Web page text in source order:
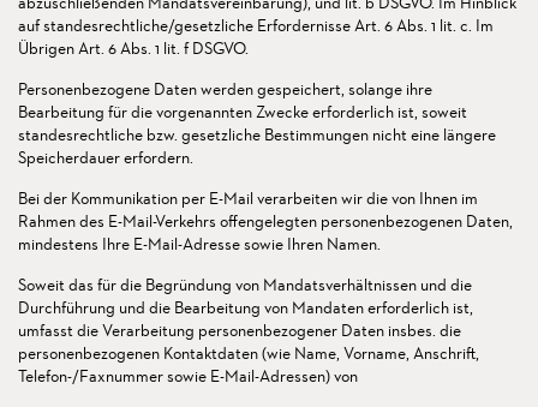
auf standesrechtliche/gesetzliche Erfordernisse Art. 6 Abs. 1 lit. c. Im
Übrigen Art. 6 Abs. 1 lit. f DSGVO.
Personenbezogene Daten werden gespeichert, solange ihre
Bearbeitung für die vorgenannten Zwecke erforderlich ist, soweit
standesrechtliche bzw. gesetzliche Bestimmungen nicht eine längere
Speicherdauer erfordern.
Bei der Kommunikation per E-Mail verarbeiten wir die von Ihnen im
Rahmen des E-Mail-Verkehrs offengelegten personenbezogenen Daten,
mindestens Ihre E-Mail-Adresse sowie Ihren Namen.
Soweit das für die Begründung von Mandatsverhältnissen und die
Durchführung und die Bearbeitung von Mandaten erforderlich ist,
umfasst die Verarbeitung personenbezogener Daten insbes. die
personenbezogenen Kontaktdaten (wie Name, Vorname, Anschrift,
Telefon-/Faxnummer sowie E-Mail-Adressen) von